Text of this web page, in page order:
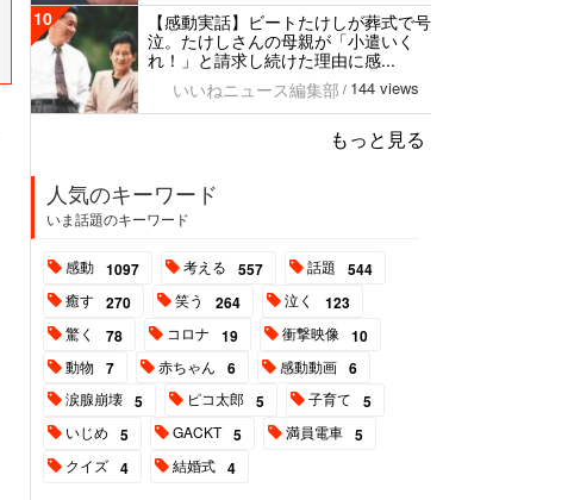
10
【感動実話】ビートたけしが葬式で号
泣。たけしさんの母親が「小遣いく
れ！」と請求し続けた理由に感...
いいねニュース編集部 / 144 views
もっと見る
人気のキーワード
いま話題のキーワード
感動 1097 考える 557 話題 544
癒す 270 笑う 264 泣く 123
驚く 78 コロナ 19 衝撃映像 10
動物 7 赤ちゃん 6 感動動画 6
涙腺崩壊 5 ピコ太郎 5 子育て 5
いじめ 5 GACKT 5 満員電車 5
クイズ 4 結婚式 4